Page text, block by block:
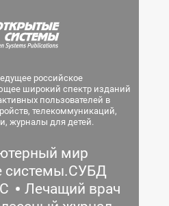
российское
широкий спектр изданий
пользователей в
телекоммуникаций,
журналы для детей.
мир
системы.СУБД
Лечащий врач